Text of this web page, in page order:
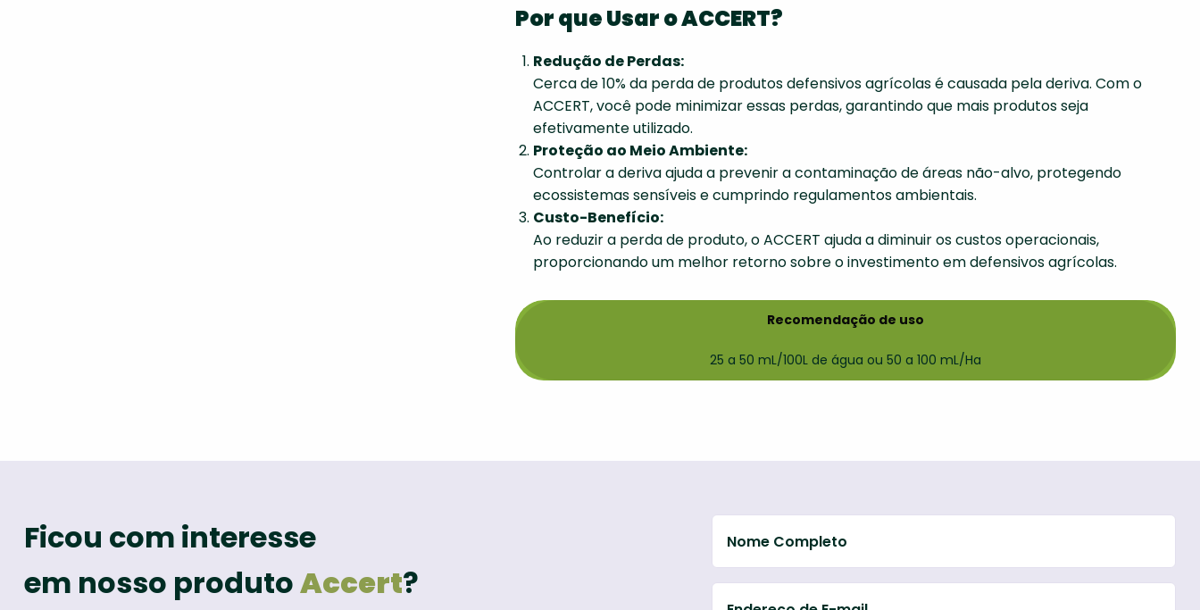
Por que Usar o ACCERT?
Redução de Perdas:
Cerca de 10% da perda de produtos defensivos agrícolas é causada pela deriva. Com o
ACCERT, você pode minimizar essas perdas, garantindo que mais produtos seja
efetivamente utilizado.
Proteção ao Meio Ambiente:
Controlar a deriva ajuda a prevenir a contaminação de áreas não-alvo, protegendo
ecossistemas sensíveis e cumprindo regulamentos ambientais.
Custo-Benefício:
Ao reduzir a perda de produto, o ACCERT ajuda a diminuir os custos operacionais,
proporcionando um melhor retorno sobre o investimento em defensivos agrícolas.
Recomendação de uso
25 a 50 mL/100L de água ou 50 a 100 mL/Ha
Ficou com interesse
em nosso produtoAccert?